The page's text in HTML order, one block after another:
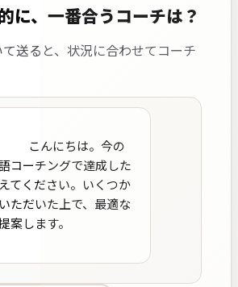
に、一番合うコーチは？
送ると、状況に合わせてコーチ
コーチングで達成した
てください。いくつか
ただいた上で、最適な
案します。